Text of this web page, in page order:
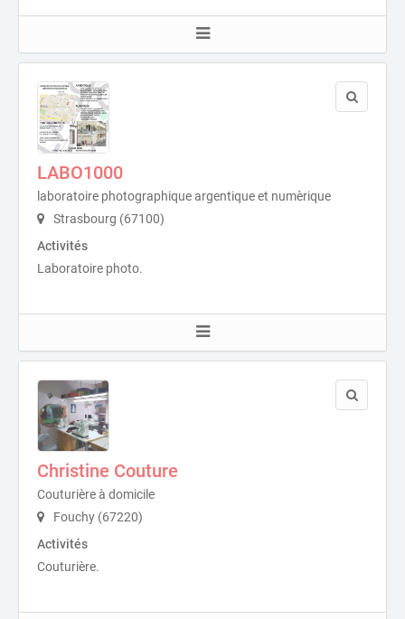
LABO1000
laboratoire photographique argentique et numèrique
Strasbourg (67100)
Activités
Laboratoire photo.
Christine Couture
Couturière à domicile
Fouchy (67220)
Activités
Couturière.